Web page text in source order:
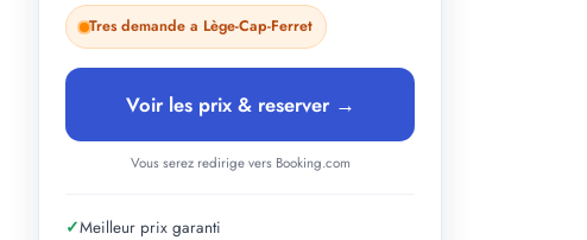
Tres demande a Lège-Cap-Ferret
Voir les prix & reserver →
Vous serez redirige vers Booking.com
✓Meilleur prix garanti